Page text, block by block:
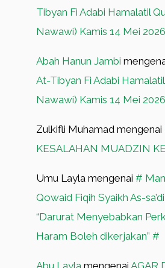
Tibyan Fi Adabi Hamalatil
Nawawi) Kamis 14 Mei 2026
Abah Hanun Jambi
At-Tibyan Fi Adabi Hamalatil
Nawawi) Kamis 14 Mei 2026
Zulkifli Muhamad mengenai
KESALAHAN MUADZIN
Umu Layla mengenai #
Qowaid Fiqih Syaikh As-
“Darurat Menyebabkan
Haram Boleh dikerjakan” #